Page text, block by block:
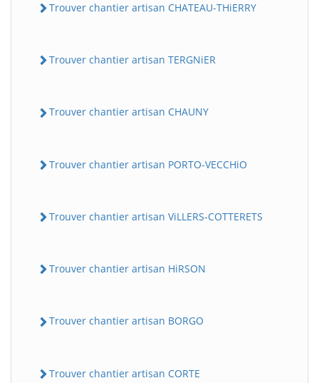
Trouver chantier artisan CHATEAU-THiERRY
Trouver chantier artisan TERGNiER
Trouver chantier artisan CHAUNY
Trouver chantier artisan PORTO-VECCHiO
Trouver chantier artisan ViLLERS-COTTERETS
Trouver chantier artisan HiRSON
Trouver chantier artisan BORGO
Trouver chantier artisan CORTE